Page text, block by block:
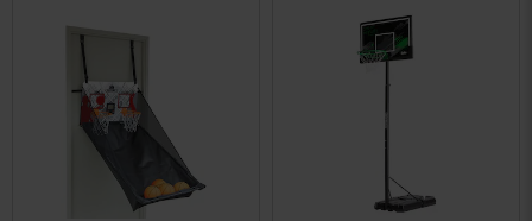
Erwachsene Kinder